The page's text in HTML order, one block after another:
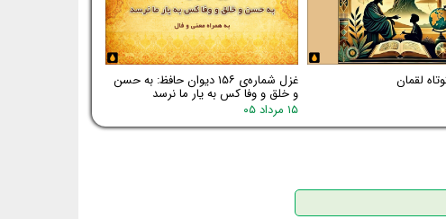
غزل شماره‌ی ۱۵۶ دیوان حافظ: به حسن
و خلق و وفا کس به یار ما نرسد
۱۵ مرداد ۰۵